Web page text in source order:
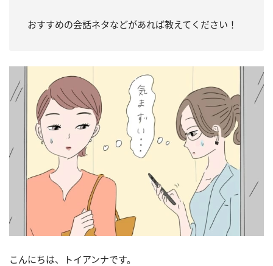
おすすめの会話ネタなどがあれば教えてください！
こんにちは、トイアンナです。